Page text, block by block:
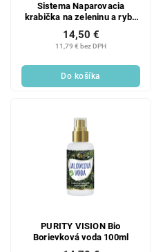
Sistema Naparovacia
krabička na zeleninu a ryby
Microwave steamer 2,4 l,
červená
11,79 € bez DPH
14,50 €
Do košíka
PURITY VISION Bio
Borievková voda 100ml